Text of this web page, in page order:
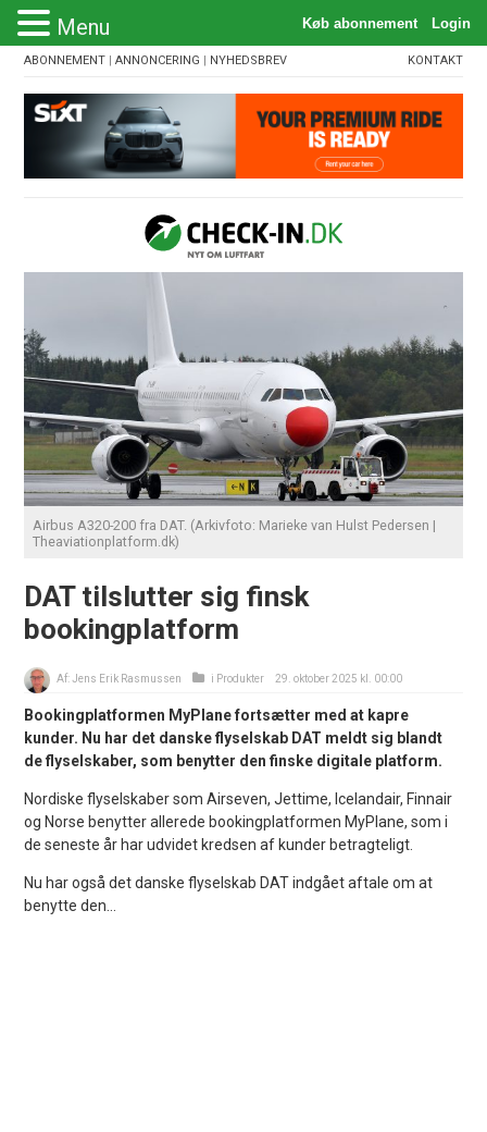
ABONNEMENT |ANNONCERING | NYHEDSBREV KONTAKT
Airbus A320-200 fra DAT. (Arkivfoto: Marieke van Hulst Pedersen |
Theaviationplatform.dk)
DAT tilslutter sig finsk
bookingplatform
Af:Jens Erik Rasmussen i Produkter 29. oktober 2025 kl. 00:00
Bookingplatformen MyPlane fortsætter med at kapre
kunder. Nu har det danske flyselskab DAT meldt sig blandt
de flyselskaber, som benytter den finske digitale platform.
Nordiske flyselskaber som Airseven, Jettime, Icelandair, Finnair
og Norse benytter allerede bookingplatformen MyPlane, som i
de seneste år har udvidet kredsen af kunder betragteligt.
Nu har også det danske flyselskab DAT indgået aftale om at
benytte den...
Menu